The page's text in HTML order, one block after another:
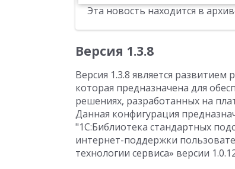
Эта новость находится в
Версия 1.3.8
Версия 1.3.8 является
которая предназначена для
решениях, разработанных на
Данная конфигурация
"1С:Библиотека стандартных
интернет-поддержки
технологии сервиса» версии